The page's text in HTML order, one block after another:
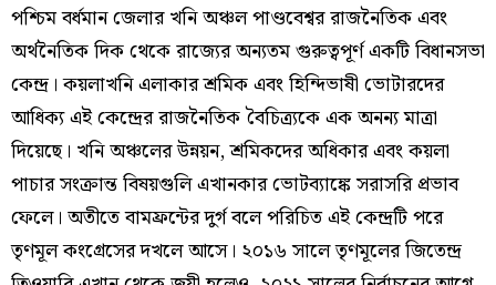
পশ্চিম বর্ধমান জেলার খনি অঞ্চল পাণ্ডবেশ্বর রাজনৈতিক এবং
অর্থনৈতিক দিক থেকে রাজ্যের অন্যতম গুরুত্বপূর্ণ একটি বিধানসভা
কেন্দ্র। কয়লাখনি এলাকার শ্রমিক এবং হিন্দিভাষী ভোটারদের
আধিক্য এই কেন্দ্রের রাজনৈতিক বৈচিত্র্যকে এক অনন্য মাত্রা
দিয়েছে। খনি অঞ্চলের উন্নয়ন, শ্রমিকদের অধিকার এবং কয়লা
পাচার সংক্রান্ত বিষয়গুলি এখানকার ভোটব্যাঙ্কে সরাসরি প্রভাব
ফেলে। অতীতে বামফ্রন্টের দুর্গ বলে পরিচিত এই কেন্দ্রটি পরে
তৃণমূল কংগ্রেসের দখলে আসে। ২০১৬ সালে তৃণমূলের জিতেন্দ্র